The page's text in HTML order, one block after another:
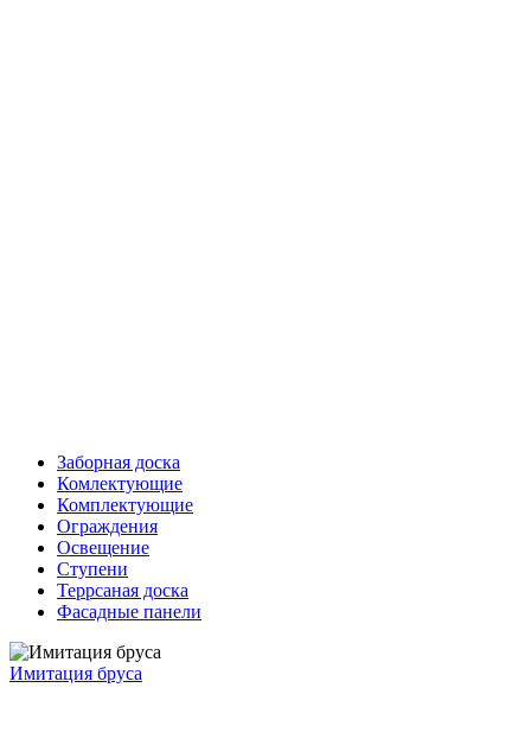
Заборная доска
Комлектующие
Комплектующие
Ограждения
Освещение
Ступени
Террсаная доска
Фасадные панели
Имитация бруса